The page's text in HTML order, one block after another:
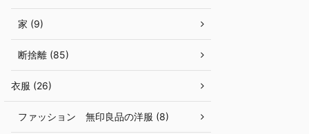
家 (9)
断捨離 (85)
衣服 (26)
ファッション 無印良品の洋服 (8)